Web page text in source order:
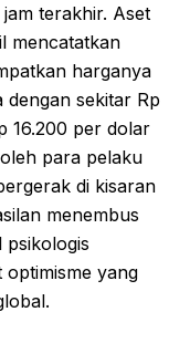
terakhir. Aset
mencatatkan
harganya
sekitar Rp
16.200 per dolar
para pelaku
di kisaran
menembus
psikologis
yang